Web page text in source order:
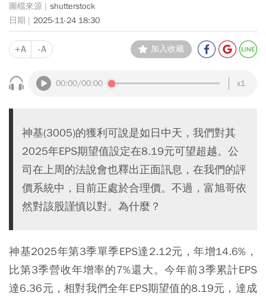
shutterstock
2025-11-24 18:30
+A -A 加入收藏
00:00/00:00 x1
神基(3005)的獲利可說是如日中天，我們對其
2025年EPS期望值設定在8.19元可望超越。公
司在上周的法說會也釋出正面訊息，在我們的評
價系統中，目前正處於合理價。不過，富旭哥依
然對該股謹慎以對。為什麼？
神基2025年第3季單季EPS達2.12元，年增14.6%，
比第3季營收年增率的7%還大。今年前3季累計EPS
達6.36元，相對我們全年EPS期望值的8.19元，達成